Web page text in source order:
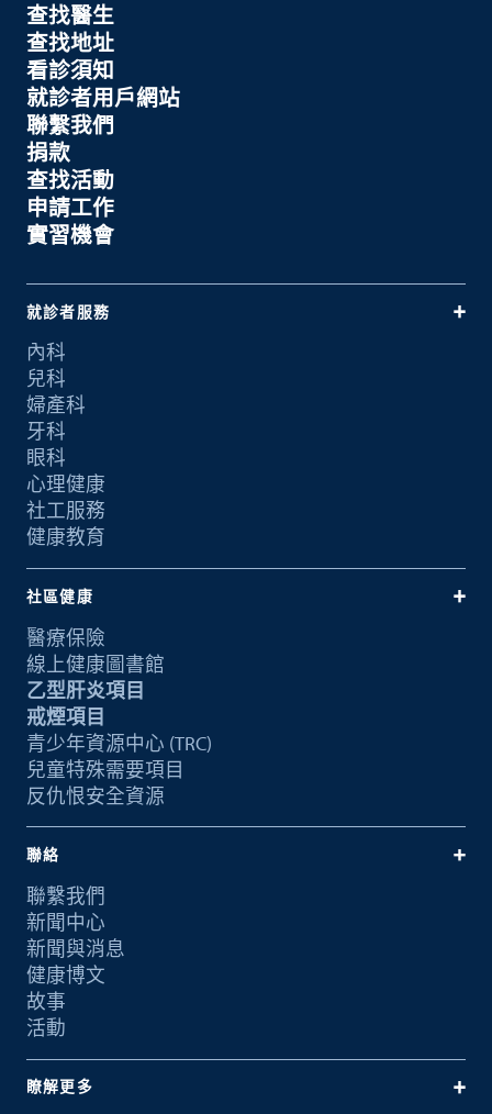
查找醫生
查找地址
看診須知
就診者用戶網站
聯繫我們
捐款
查找活動
申請工作
實習機會
就診者服務
內科
兒科
婦產科
牙科
眼科
心理健康
社工服務
健康教育
社區健康
醫療保險
線上健康圖書館
乙型肝炎項目
戒煙項目
青少年資源中心 (TRC)
兒童特殊需要項目
反仇恨安全資源
聯絡
聯繫我們
新聞中心
新聞與消息
健康博文
故事
活動
瞭解更多